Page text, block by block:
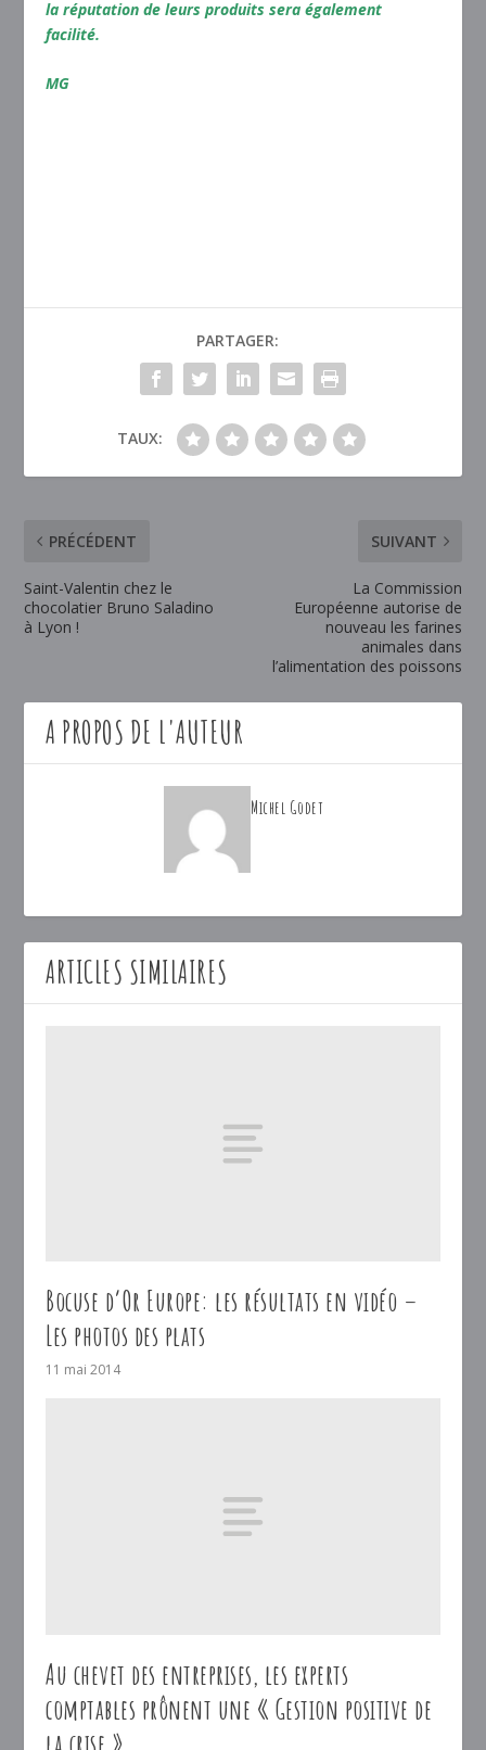
la réputation de leurs produits sera également
facilité.
MG
PARTAGER:
TAUX:
PRÉCÉDENT
Saint-Valentin chez le
chocolatier Bruno Saladino
à Lyon !
SUIVANT
La Commission
Européenne autorise de
nouveau les farines
animales dans
l’alimentation des poissons
A PROPOS DE L'AUTEUR
Michel Godet
ARTICLES SIMILAIRES
Bocuse d’Or Europe: les résultats en vidéo –
Les photos des plats
11 mai 2014
Au chevet des entreprises, les experts
comptables prônent une « Gestion positive de